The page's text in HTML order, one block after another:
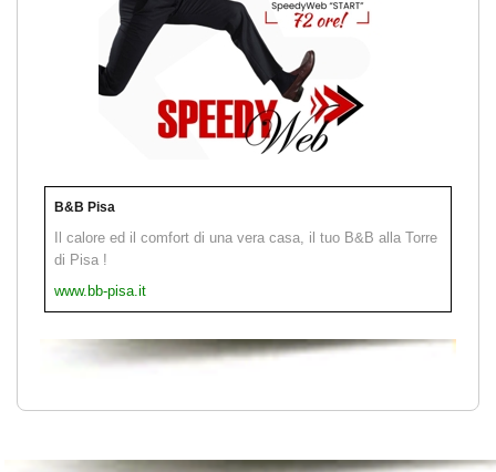
B&B Pisa
Il calore ed il comfort di una vera casa, il tuo B&B alla Torre
di Pisa !
www.bb-pisa.it